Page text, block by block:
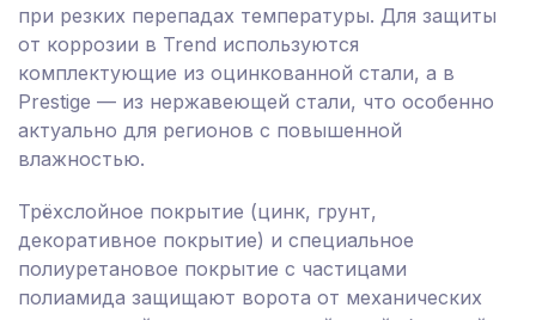
при резких перепадах температуры. Для защиты
от коррозии в Trend используются
комплектующие из оцинкованной стали, а в
Prestige — из нержавеющей стали, что особенно
актуально для регионов с повышенной
влажностью.
Трёхслойное покрытие (цинк, грунт,
декоративное покрытие) и специальное
полиуретановое покрытие с частицами
полиамида защищают ворота от механических